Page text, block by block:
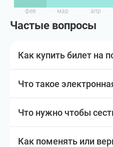
фев мар апр
Частые вопросы
Как купить билет на
Что такое
Что нужно чтобы
Как поменять или